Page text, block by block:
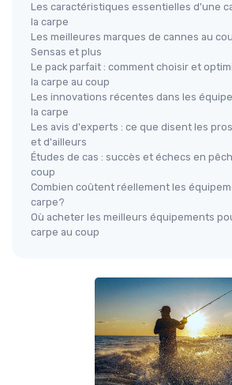
Les caractéristiques essentielles d'une
la carpe
Les meilleures marques de cannes au
Sensas et plus
Le pack parfait : comment choisir et
la carpe au coup
Les innovations récentes dans les
la carpe
Les avis d'experts : ce que disent les
et d'ailleurs
Études de cas : succès et échecs en
coup
Combien coûtent réellement les
carpe?
Où acheter les meilleurs équipements
carpe au coup